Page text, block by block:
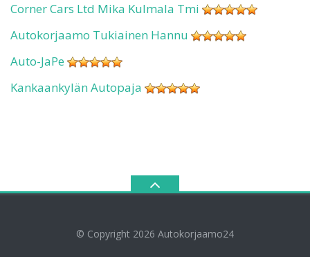
Corner Cars Ltd Mika Kulmala Tmi
Autokorjaamo Tukiainen Hannu
Auto-JaPe
Kankaankylän Autopaja
© Copyright 2026 Autokorjaamo24